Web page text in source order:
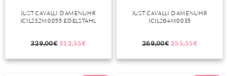
JUST CAVALLI DAMENUHR
JC1L232M0055 EDELSTAHL
329,00€ 312,55€
JUST CAVALLI DAMENUHR
JC1L264M0035
269,00€ 255,55€